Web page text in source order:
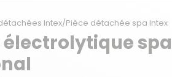
Intex/Pièce détachée spa Intex
électrolytique spa